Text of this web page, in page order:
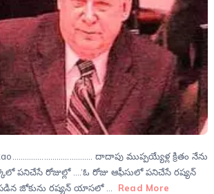
దాదాపు ముప్పయ్యేళ్ల క్రితం నేను
రోజుల్లో ….‘ఓ రోజు ఆఫీసులో పనిచేసే రష్యన్
జోకును రష్యన్ యాసలో …
Read More